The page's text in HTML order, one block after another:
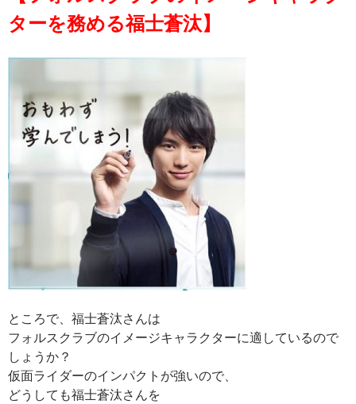
ターを務める福士蒼汰】
ところで、福士蒼汰さんは
フォルスクラブのイメージキャラクターに適しているので
しょうか？
仮面ライダーのインパクトが強いので、
どうしても福士蒼汰さんを